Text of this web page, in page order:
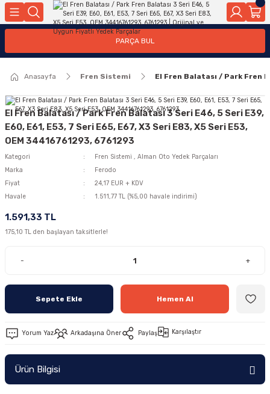
Geri Dön
Geri Dön
Geri Dön
Motor Elektrik
Ateşleme Buji Bobin Buji Kablosu
Alternatör Marş Motoru
Geri Dön
Geri Dön
Geri Dön
Kollar
Geri Dön
Geri Dön
Ön Arka
Geri Dön
PARÇA BUL
Anasayfa Fren Sistemi El Fren Balatası / Park Fren
El Fren Balatası / Park Fren Balatası 3 Seri E46, 5 Seri E39,
E60, E61, E53, 7 Seri E65, E67, X3 Seri E83, X5 Seri E53,
OEM 34416761293, 6761293
Kategori Fren Sistemi , Alman Oto Yedek Parçaları
Marka
Ferodo
Fiyat
24,17 EUR + KDV
Havale
1.511,77 TL (%5,00 havale indirimi)
1.591,33 TL
175,10 TL den başlayan taksitlerle!
- +
Sepete Ekle Hemen Al
Yorum Yaz Arkadaşına Öner Paylaş Karşılaştır
Ürün Bilgisi